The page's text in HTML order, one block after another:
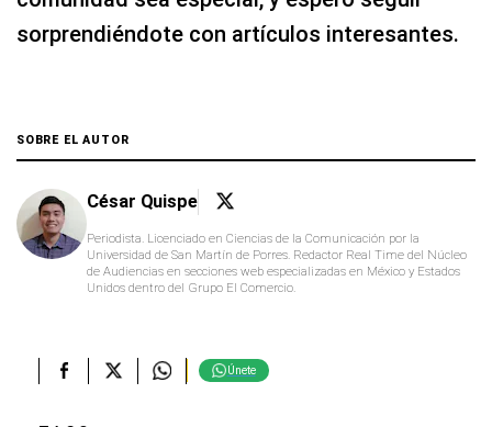
sorprendiéndote con artículos interesantes.
SOBRE EL AUTOR
César Quispe
Periodista. Licenciado en Ciencias de la Comunicación por la
Universidad de San Martín de Porres. Redactor Real Time del Núcleo
de Audiencias en secciones web especializadas en México y Estados
Unidos dentro del Grupo El Comercio.
Únete